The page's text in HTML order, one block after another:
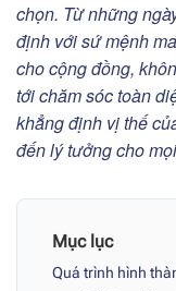
chọn. Từ những
định với sứ mệnh
cho cộng đồng,
tới chăm sóc toàn
khẳng định vị thế
đến lý tưởng cho
Mục lục
Quá trình hình